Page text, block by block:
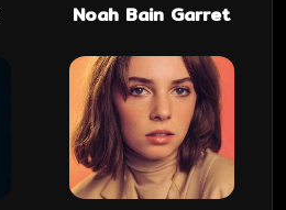
Noah Bain Garret